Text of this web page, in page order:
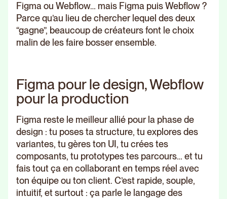
Figma ou Webflow… mais Figma puis Webflow ?
Parce qu’au lieu de chercher lequel des deux
“gagne”, beaucoup de créateurs font le choix
malin de les faire bosser ensemble.
Figma pour le design, Webflow
pour la production
Figma reste le meilleur allié pour la phase de
design : tu poses ta structure, tu explores des
variantes, tu gères ton UI, tu crées tes
composants, tu prototypes tes parcours… et tu
fais tout ça en collaborant en temps réel avec
ton équipe ou ton client. C’est rapide, souple,
intuitif, et surtout : ça parle le langage des